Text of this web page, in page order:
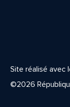
Site réalisé avec
©2026